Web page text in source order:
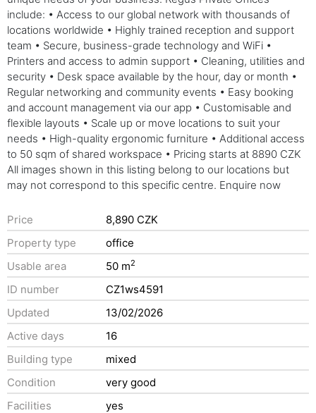
include: • Access to our global network with thousands of
locations worldwide • Highly trained reception and support
team • Secure, business-grade technology and WiFi •
Printers and access to admin support • Cleaning, utilities and
security • Desk space available by the hour, day or month •
Regular networking and community events • Easy booking
and account management via our app • Customisable and
flexible layouts • Scale up or move locations to suit your
needs • High-quality ergonomic furniture • Additional access
to 50 sqm of shared workspace • Pricing starts at 8890 CZK
All images shown in this listing belong to our locations but
may not correspond to this specific centre. Enquire now
Price
8,890 CZK
Property type
office
Usable area
50 m2
ID number
CZ1ws4591
Updated
13/02/2026
Active days
16
Building type
mixed
Condition
very good
Facilities
yes